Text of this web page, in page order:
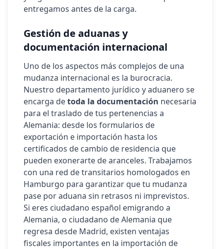
entregamos antes de la carga.
Gestión de aduanas y
documentación internacional
Uno de los aspectos más complejos de una
mudanza internacional es la burocracia.
Nuestro departamento jurídico y aduanero se
encarga detoda la documentación necesaria
para el traslado de tus pertenencias a
Alemania: desde los formularios de
exportación e importación hasta los
certificados de cambio de residencia que
pueden exonerarte de aranceles. Trabajamos
con una red de transitarios homologados en
Hamburgo para garantizar que tu mudanza
pase por aduana sin retrasos ni imprevistos.
Si eres ciudadano español emigrando a
Alemania, o ciudadano deAlemania que
regresa desde Madrid, existen ventajas
fiscales importantes en la importación de